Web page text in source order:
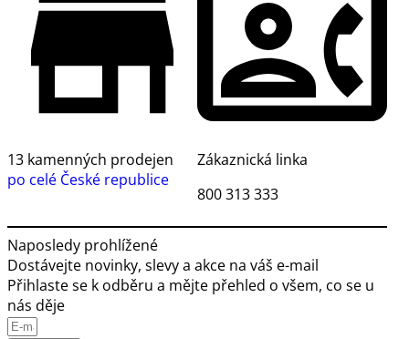
13 kamenných prodejen
po celé České republice
Zákaznická linka
800 313 333
Naposledy prohlížené
Dostávejte novinky, slevy a akce na váš e-mail
Přihlaste se k odběru a mějte přehled o všem, co se u
nás děje